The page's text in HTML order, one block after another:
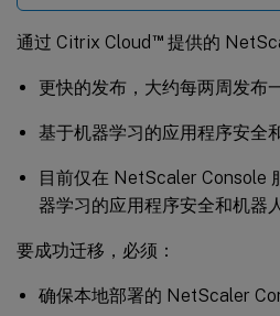
通过 Citrix Cloud ™提供的
更快的发布，大约每两周发布
基于机器学习的应用程序安全
目前仅在 NetScaler Console
器学习的应用程序安全和机器
要成功迁移，必须：
确保本地部署的 NetScaler